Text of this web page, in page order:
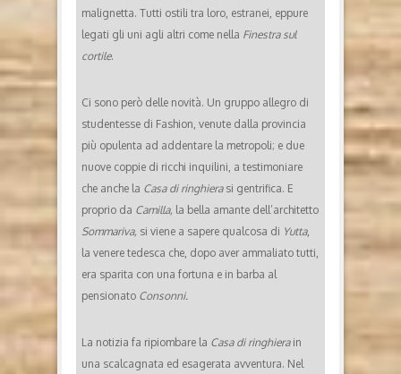
malignetta. Tutti ostili tra loro, estranei, eppure
legati gli uni agli altri come nella Finestra sul
cortile.
Ci sono però delle novità. Un gruppo allegro di
studentesse di Fashion, venute dalla provincia
più opulenta ad addentare la metropoli; e due
nuove coppie di ricchi inquilini, a testimoniare
che anche la Casa di ringhierasi gentrifica. E
proprio da Camilla, la bella amante dell’architetto
Sommariva, si viene a sapere qualcosa di Yutta,
la venere tedesca che, dopo aver ammaliato tutti,
era sparita con una fortuna e in barba al
pensionato Consonni.
La notizia fa ripiombare la Casa di ringhierain
una scalcagnata ed esagerata avventura. Nel